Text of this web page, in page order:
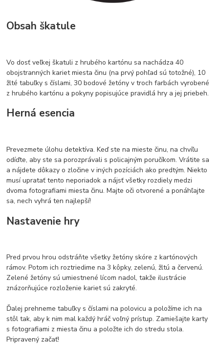
Obsah škatule
Vo dosť veľkej škatuli z hrubého kartónu sa nachádza 40
obojstranných kariet miesta činu (na prvý pohľad sú totožné), 10
žlté tabuľky s číslami, 30 bodové žetóny v troch farbách vyrobené
z hrubého kartónu a pokyny popisujúce pravidlá hry a jej priebeh.
Herná esencia
Prevezmete úlohu detektíva. Keď ste na mieste činu, na chvíľu
odíďte, aby ste sa porozprávali s policajným poručíkom. Vrátite sa
a nájdete dôkazy o zločine v iných pozíciách ako predtým. Niekto
musí upratať tento neporiadok a nájsť všetky rozdiely medzi
dvoma fotografiami miesta činu. Majte oči otvorené a ponáhľajte
sa, nech vyhrá ten najlepší!
Nastavenie hry
Pred prvou hrou odstráňte všetky žetóny skóre z kartónových
rámov. Potom ich roztriedime na 3 kôpky, zelenú, žltú a červenú.
Zelené žetóny sú umiestnené lícom nadol, takže ilustrácie
znázorňujúce rozloženie kariet sú zakryté.
Ďalej prehneme tabuľky s číslami na polovicu a položíme ich na
stôl tak, aby k nim mal každý hráč voľný prístup. Zamiešajte karty
s fotografiami z miesta činu a položte ich do stredu stola.
Pripravený začať!